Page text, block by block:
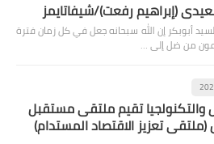
(إبراهيم رفعت)/شيفاتايمز
أبوبكر إن الله سبحانه جعل في كل زمان فترة
من ضل إلى …
والتكنولجيا تقيم ملتقى مستقبل
تعزيز الاقتصاد المستدام)